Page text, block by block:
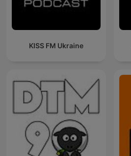
KISS FM Ukraine